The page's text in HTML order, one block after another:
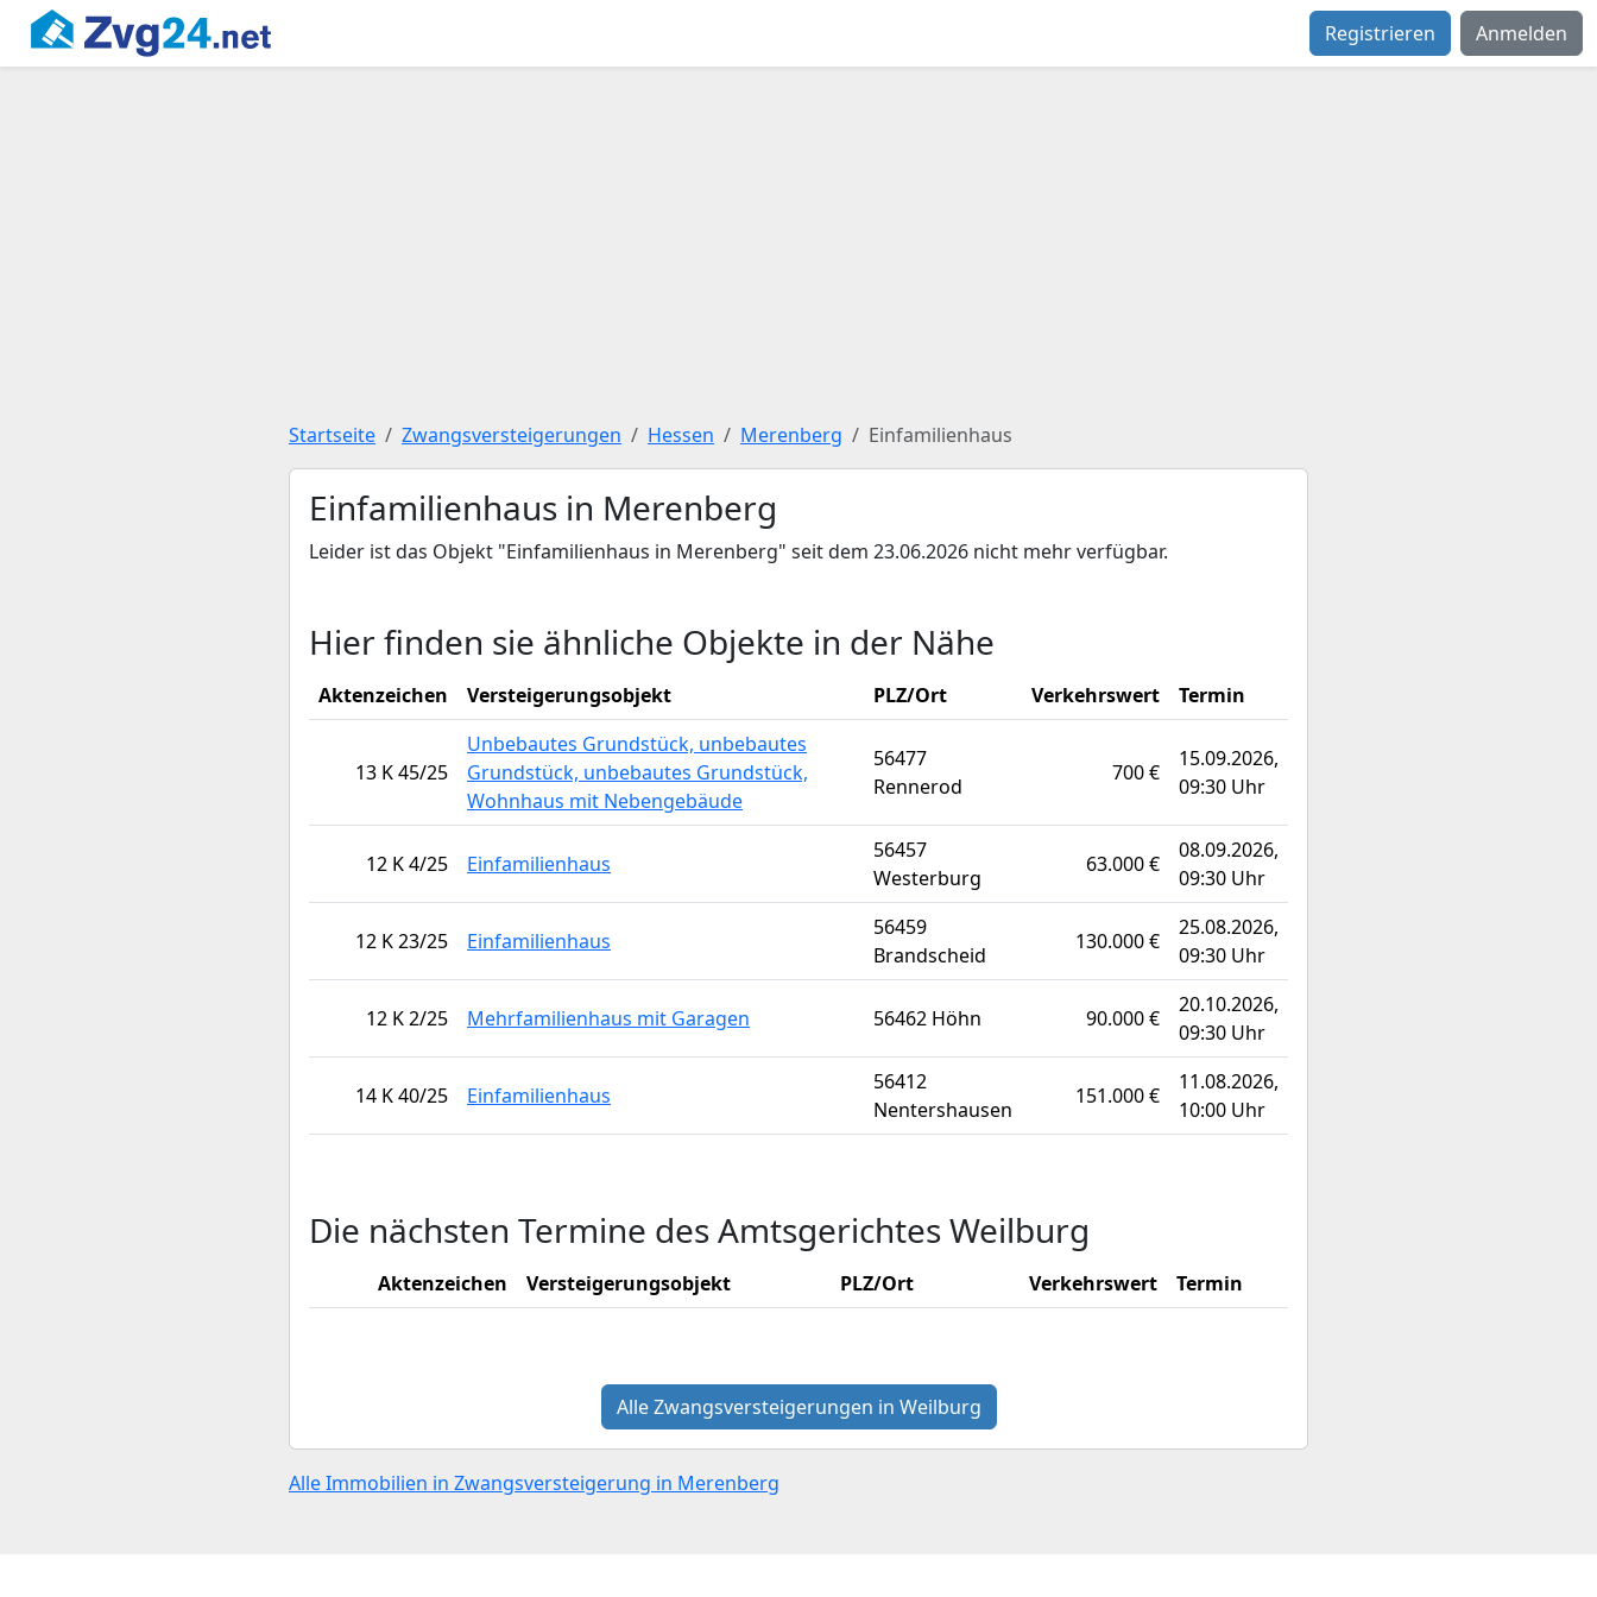
Registrieren Anmelden
Startseite Zwangsversteigerungen Hessen Merenberg Einfamilienhaus
Einfamilienhaus in Merenberg
Leider ist das Objekt "Einfamilienhaus in Merenberg" seit dem 23.06.2026 nicht mehr verfügbar.
Hier finden sie ähnliche Objekte in der Nähe
Aktenzeichen Versteigerungsobjekt PLZ/Ort Verkehrswert Termin
13 K 45/25
Unbebautes Grundstück, unbebautes
Grundstück, unbebautes Grundstück,
Wohnhaus mit Nebengebäude
56477
Rennerod
700 €
15.09.2026,
09:30 Uhr
12 K 4/25 Einfamilienhaus
56457
Westerburg
63.000 €
08.09.2026,
09:30 Uhr
12 K 23/25 Einfamilienhaus
56459
Brandscheid
130.000 €
25.08.2026,
09:30 Uhr
12 K 2/25 Mehrfamilienhaus mit Garagen 56462 Höhn 90.000 €
20.10.2026,
09:30 Uhr
14 K 40/25 Einfamilienhaus
56412
Nentershausen
151.000 €
11.08.2026,
10:00 Uhr
Die nächsten Termine des Amtsgerichtes Weilburg
Aktenzeichen Versteigerungsobjekt PLZ/Ort Verkehrswert Termin
Alle Zwangsversteigerungen in Weilburg
Alle Immobilien in Zwangsversteigerung in Merenberg